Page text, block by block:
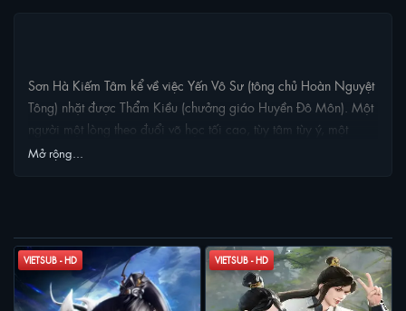
Sơn Hà Kiếm Tâm kể về việc Yến Vô Sư (tông chủ Hoàn Nguyệt
Tông) nhặt được Thẩm Kiều (chưởng giáo Huyền Đô Môn). Một
người một lòng theo đuổi võ học tối cao, tùy tâm tùy ý, một
người yêu ghét phân minh, không muốn thấy cảnh chiến tranh
Mở rộng...
VIETSUB - HD VIETSUB - HD